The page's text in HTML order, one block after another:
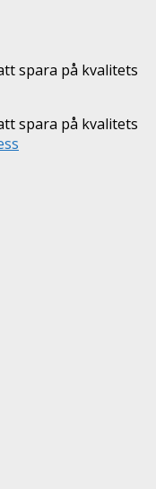
spara på kvalitets
spara på kvalitets